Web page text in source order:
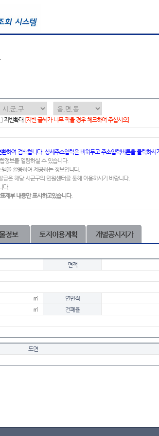
지번확대 [지번 글씨가 너무 작을 경우 체크하여 주십시오]
하여 검색합니다. 상세주소입력은 비워두고 주소입력버튼을 클릭하시
정보를 열람하실 수 있습니다.
을 활용하여 제공하는 정보입니다.
은 해당 시군구의 민원센터를 통해 이용하시기 바랍니다.
다.
제부 내용만 표시하고있습니다.
정보 토지이용계획 개별공시지가
면적
㎡ 연면적
㎡ 건폐율
도면